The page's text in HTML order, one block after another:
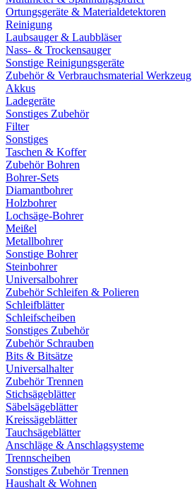
Ortungsgeräte & Materialdetektoren
Reinigung
Laubsauger & Laubbläser
Nass- & Trockensauger
Sonstige Reinigungsgeräte
Zubehör & Verbrauchsmaterial Werkzeug
Akkus
Ladegeräte
Sonstiges Zubehör
Filter
Sonstiges
Taschen & Koffer
Zubehör Bohren
Bohrer-Sets
Diamantbohrer
Holzbohrer
Lochsäge-Bohrer
Meißel
Metallbohrer
Sonstige Bohrer
Steinbohrer
Universalbohrer
Zubehör Schleifen & Polieren
Schleifblätter
Schleifscheiben
Sonstiges Zubehör
Zubehör Schrauben
Bits & Bitsätze
Universalhalter
Zubehör Trennen
Stichsägeblätter
Säbelsägeblätter
Kreissägeblätter
Tauchsägeblätter
Anschläge & Anschlagsysteme
Trennscheiben
Sonstiges Zubehör Trennen
Haushalt & Wohnen